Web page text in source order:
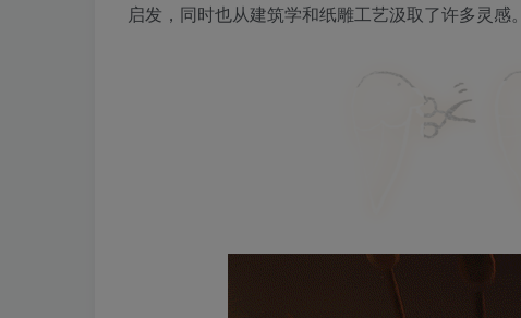
启发，同时也从建筑学和纸雕工艺汲取了许多灵感。